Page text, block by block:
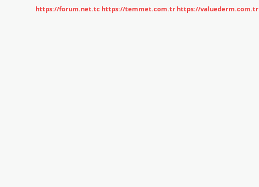
https://forum.net.tc https://temmet.com.tr https://valuederm.com.tr